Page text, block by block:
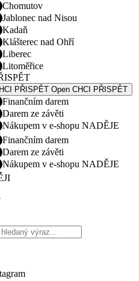
Chomutov
Jablonec nad Nisou
Kadaň
Klášterec nad Ohří
Liberec
Litoměřice
PŘISPĚT Open CHCI PŘISPĚT
Finančním darem
Darem ze závěti
Nákupem v e-shopu NADĚJE
Finančním darem
Darem ze závěti
Nákupem v e-shopu NADĚJE